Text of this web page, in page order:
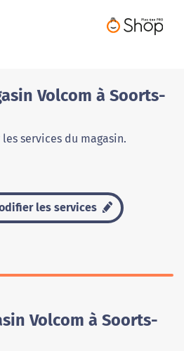
Volcom à Soorts-
services du magasin.
les services
Volcom à Soorts-